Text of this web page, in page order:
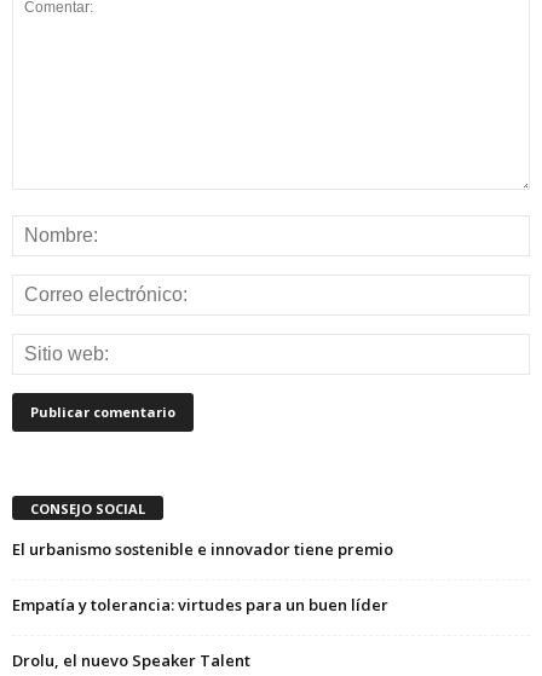
CONSEJO SOCIAL
El urbanismo sostenible e innovador tiene premio
Empatía y tolerancia: virtudes para un buen líder
Drolu, el nuevo Speaker Talent